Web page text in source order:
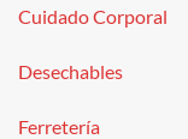
Cuidado Corporal
Desechables
Ferretería